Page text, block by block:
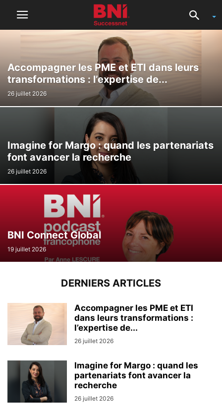
Accompagner les PME et ETI dans leurs
transformations : l’expertise de...
26 juillet 2026
Imagine for Margo : quand les partenariats
font avancer la recherche
26 juillet 2026
BNI Connect Global
19 juillet 2026
DERNIERS ARTICLES
Accompagner les PME et ETI
dans leurs transformations :
l’expertise de...
26 juillet 2026
Imagine for Margo : quand les
partenariats font avancer la
recherche
26 juillet 2026